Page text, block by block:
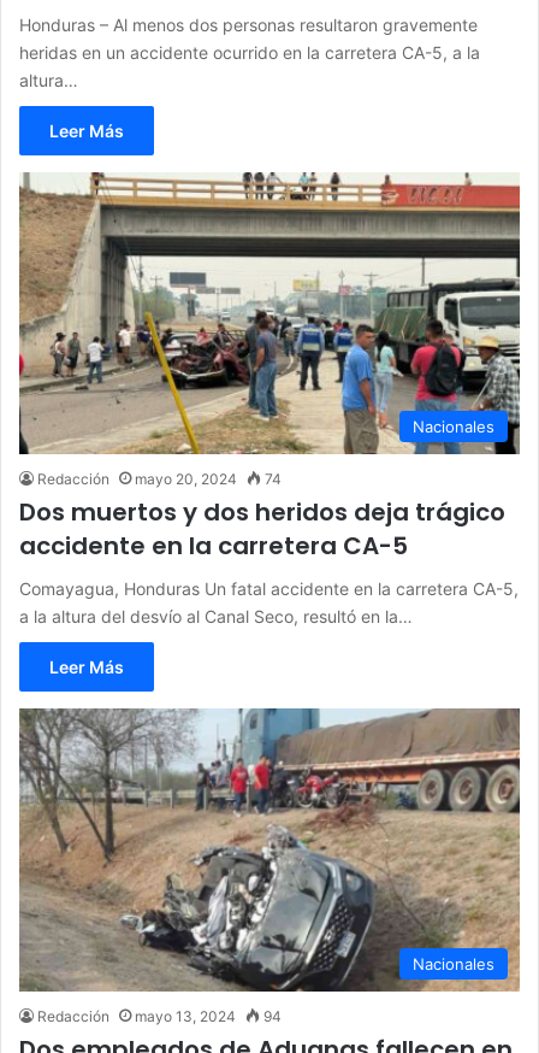
Honduras – Al menos dos personas resultaron gravemente
heridas en un accidente ocurrido en la carretera CA-5, a la
altura…
Leer Más
Nacionales
Redacción mayo 20, 2024 74
Dos muertos y dos heridos deja trágico
accidente en la carretera CA-5
Comayagua, Honduras Un fatal accidente en la carretera CA-5,
a la altura del desvío al Canal Seco, resultó en la…
Leer Más
Nacionales
Redacción mayo 13, 2024 94